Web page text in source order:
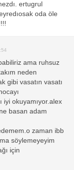
ertugrul
oda öle
ama ruhsuz
neden
gibi vasatın vasatı
iyi okuyamıyor.alex
basan adam
zaman ibb
söylemeyeyim
için